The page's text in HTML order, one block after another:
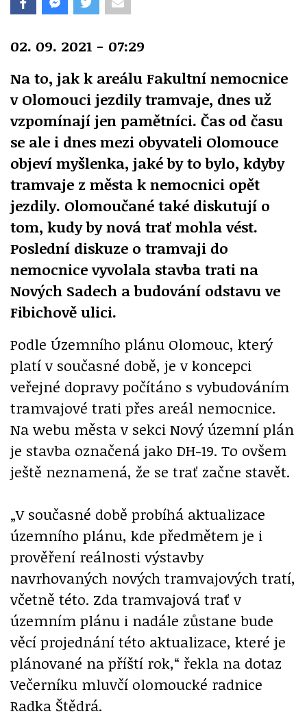
02. 09. 2021 - 07:29
Na to, jak k areálu Fakultní nemocnice
v Olomouci jezdily tramvaje, dnes už
vzpomínají jen pamětníci. Čas od času
se ale i dnes mezi obyvateli Olomouce
objeví myšlenka, jaké by to bylo, kdyby
tramvaje z města k nemocnici opět
jezdily. Olomoučané také diskutují o
tom, kudy by nová trať mohla vést.
Poslední diskuze o tramvaji do
nemocnice vyvolala stavba trati na
Nových Sadech a budování odstavu ve
Fibichově ulici.
Podle Územního plánu Olomouc, který
platí v současné době, je v koncepci
veřejné dopravy počítáno s vybudováním
tramvajové trati přes areál nemocnice.
Na webu města v sekci Nový územní plán
je stavba označená jako DH-19. To ovšem
ještě neznamená, že se trať začne stavět.
„V současné době probíhá aktualizace
územního plánu, kde předmětem je i
prověření reálnosti výstavby
navrhovaných nových tramvajových tratí,
včetně této. Zda tramvajová trať v
územním plánu i nadále zůstane bude
věcí projednání této aktualizace, které je
plánované na příští rok,“ řekla na dotaz
Večerníku mluvčí olomoucké radnice
Radka Štědrá.